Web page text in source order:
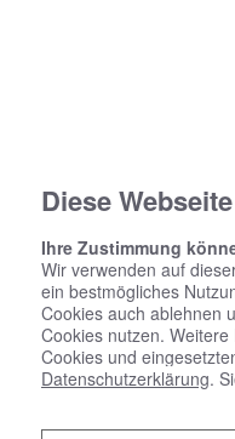
Diese
Ihre Zustimmung
Wir verwenden auf
ein bestmögliches
Cookies auch ablehnen
Cookies nutzen.
Cookies und
Datenschutzerklärung.